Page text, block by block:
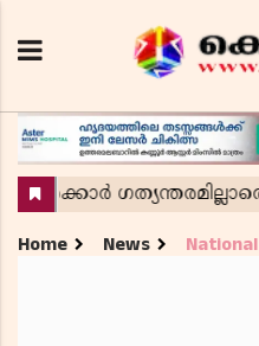
Home News National